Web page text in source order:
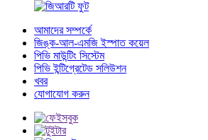
আমাদের সম্পর্কে
জিঙ্ক-আল-এমজি ইস্পাত কয়েল
পিভি মাউন্টিং সিস্টেম
পিভি ইন্টিগ্রেটেড সলিউশন
খবর
যোগাযোগ করুন